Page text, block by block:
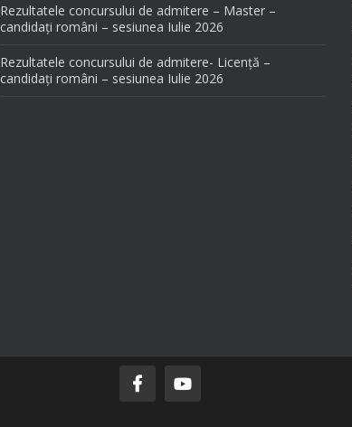
Rezultatele concursului de admitere – Master –
candidați români – sesiunea Iulie 2026
Rezultatele concursului de admitere- Licență –
candidați români – sesiunea Iulie 2026